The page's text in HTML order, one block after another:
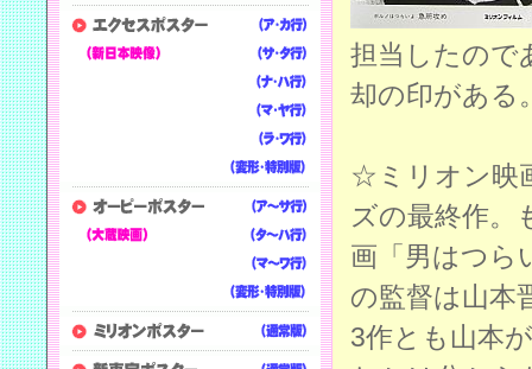
担当したので
却の印がある
☆ミリオン映
ズの最終作。
画「男はつら
の監督は山本
3作とも山本